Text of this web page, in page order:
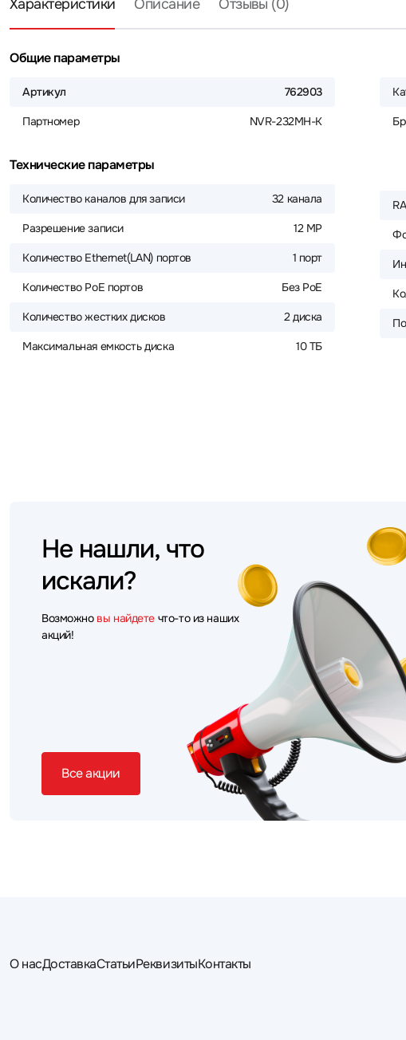
Характеристики Описание Отзывы (0)
Общие параметры
Артикул 762903
Партномер NVR-232MH-K
Технические параметры
Количество каналов для записи 32 канала
Разрешение записи 12 MP
Количество Ethernet(LAN) портов 1 порт
Количество PoE портов Без PoE
Количество жестких дисков 2 диска
Максимальная емкость диска 10 ТБ
Не нашли, что
искали?
Возможно вы найдете что-то из наших
акций!
Все акции
О насДоставкаСтатьиРеквизитыКонтакты